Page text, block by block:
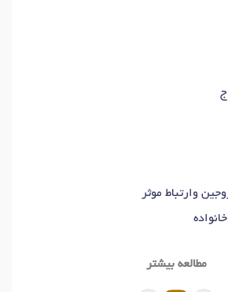
وارتباط موثر
مطالعه بیشتر